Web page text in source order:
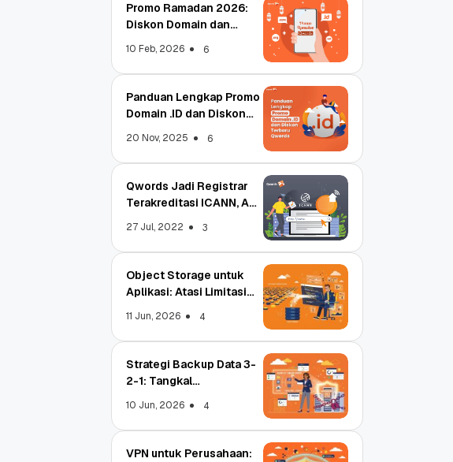
Promo Ramadan 2026:
Diskon Domain dan
10 Feb, 2026 6
Panduan Lengkap Promo
Domain .ID dan Diskon
20 Nov, 2025 6
Qwords Jadi Registrar
Terakreditasi ICANN, Apa
27 Jul, 2022 3
Object Storage untuk
Aplikasi: Atasi Limitasi
11 Jun, 2026 4
Strategi Backup Data 3-
2-1: Tangkal
10 Jun, 2026 4
VPN untuk Perusahaan: